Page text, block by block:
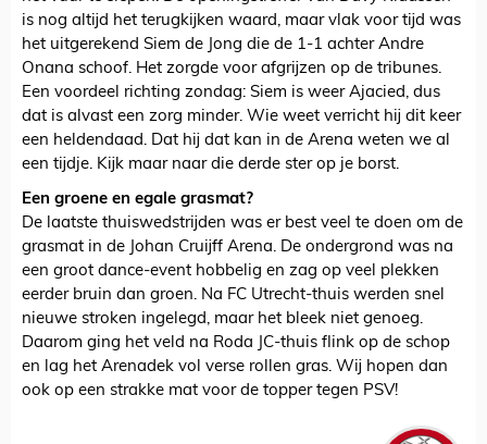
is nog altijd het terugkijken waard, maar vlak voor tijd was
het uitgerekend Siem de Jong die de 1-1 achter Andre
Onana schoof. Het zorgde voor afgrijzen op de tribunes.
Een voordeel richting zondag: Siem is weer Ajacied, dus
dat is alvast een zorg minder. Wie weet verricht hij dit keer
een heldendaad. Dat hij dat kan in de Arena weten we al
een tijdje. Kijk maar naar die derde ster op je borst.
Een groene en egale grasmat?
De laatste thuiswedstrijden was er best veel te doen om de
grasmat in de Johan Cruijff Arena. De ondergrond was na
een groot dance-event hobbelig en zag op veel plekken
eerder bruin dan groen. Na FC Utrecht-thuis werden snel
nieuwe stroken ingelegd, maar het bleek niet genoeg.
Daarom ging het veld na Roda JC-thuis flink op de schop
en lag het Arenadek vol verse rollen gras. Wij hopen dan
ook op een strakke mat voor de topper tegen PSV!